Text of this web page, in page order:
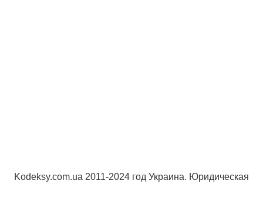
Kodeksy.com.ua 2011-2024 год Украина. Юридическая